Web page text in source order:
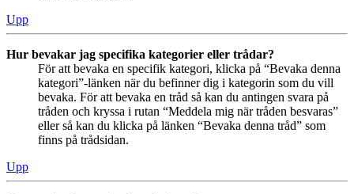
Upp
Hur bevakar jag specifika kategorier eller trådar?
För att bevaka en specifik kategori, klicka på “Bevaka denna
kategori”-länken när du befinner dig i kategorin som du vill
bevaka. För att bevaka en tråd så kan du antingen svara på
tråden och kryssa i rutan “Meddela mig när tråden besvaras”
eller så kan du klicka på länken “Bevaka denna tråd” som
finns på trådsidan.
Upp